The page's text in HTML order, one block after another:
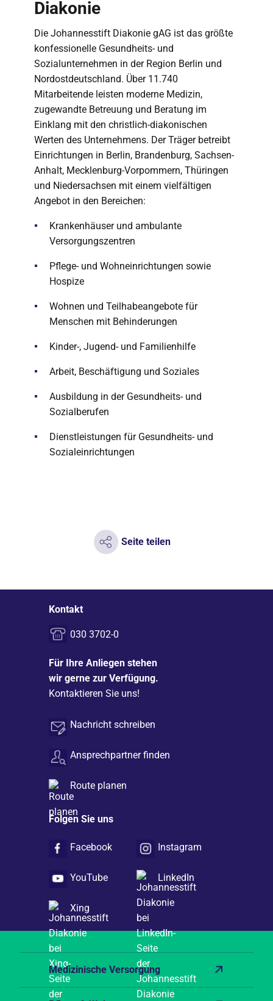
Diakonie
Die Johannesstift Diakonie gAG ist das größte
konfessionelle Gesundheits- und
Sozialunternehmen in der Region Berlin und
Nordostdeutschland. Über 11.740
Mitarbeitende leisten moderne Medizin,
zugewandte Betreuung und Beratung im
Einklang mit den christlich-diakonischen
Werten des Unternehmens. Der Träger betreibt
Einrichtungen in Berlin, Brandenburg, Sachsen-
Anhalt, Mecklenburg-Vorpommern, Thüringen
und Niedersachsen mit einem vielfältigen
Angebot in den Bereichen:
Krankenhäuser und ambulante
Versorgungszentren
Pflege- und Wohneinrichtungen sowie
Hospize
Wohnen und Teilhabeangebote für
Menschen mit Behinderungen
Kinder-, Jugend- und Familienhilfe
Arbeit, Beschäftigung und Soziales
Ausbildung in der Gesundheits- und
Sozialberufen
Dienstleistungen für Gesundheits- und
Sozialeinrichtungen
Seite teilen
Kontakt
030 3702-0
Für Ihre Anliegen stehen
wir gerne zur Verfügung.
Kontaktieren Sie uns!
Nachricht schreiben
Ansprechpartner finden
Route planen
Folgen Sie uns
Facebook Instagram
YouTube LinkedIn
Xing
Medizinische Versorgung